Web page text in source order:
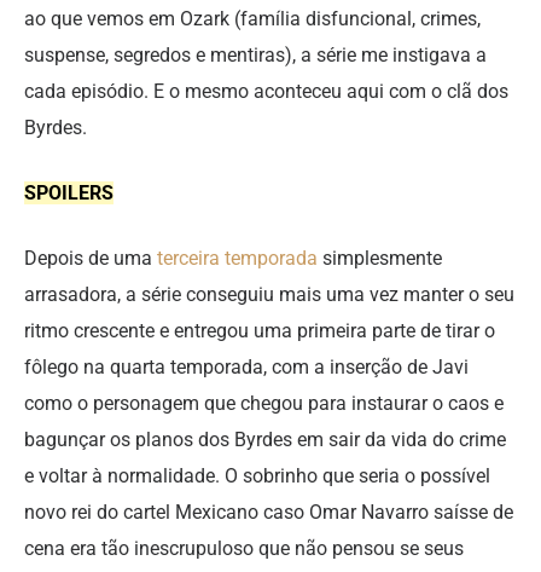
ao que vemos em Ozark (família disfuncional, crimes,
suspense, segredos e mentiras), a série me instigava a
cada episódio. E o mesmo aconteceu aqui com o clã dos
Byrdes.
SPOILERS
Depois de uma terceira temporada simplesmente
arrasadora, a série conseguiu mais uma vez manter o seu
ritmo crescente e entregou uma primeira parte de tirar o
fôlego na quarta temporada, com a inserção de Javi
como o personagem que chegou para instaurar o caos e
bagunçar os planos dos Byrdes em sair da vida do crime
e voltar à normalidade. O sobrinho que seria o possível
novo rei do cartel Mexicano caso Omar Navarro saísse de
cena era tão inescrupuloso que não pensou se seus